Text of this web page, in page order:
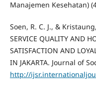
Manajemen Kesehatan)
Soen, R. C. J., &
SERVICE QUALITY AND
SATISFACTION AND
IN JAKARTA. Journal of
http://